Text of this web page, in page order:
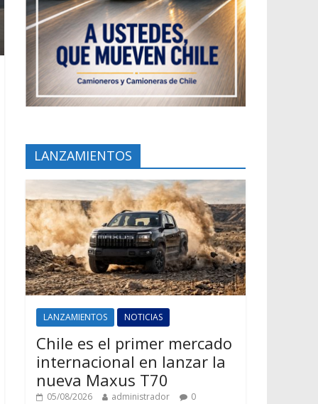
LANZAMIENTOS
LANZAMIENTOS NOTICIAS
Chile es el primer mercado
internacional en lanzar la
nueva Maxus T70
05/08/2026 administrador 0